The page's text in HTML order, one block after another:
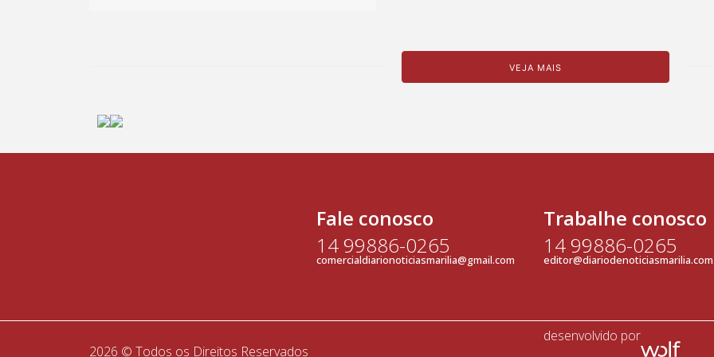
VEJA MAIS
Fale conosco
14 99886-0265
comercialdiarionoticiasmarilia@gmail.com
Trabalhe conosco
14 99886-0265
2026 © Todos os Direitos Reservados
desenvolvido por